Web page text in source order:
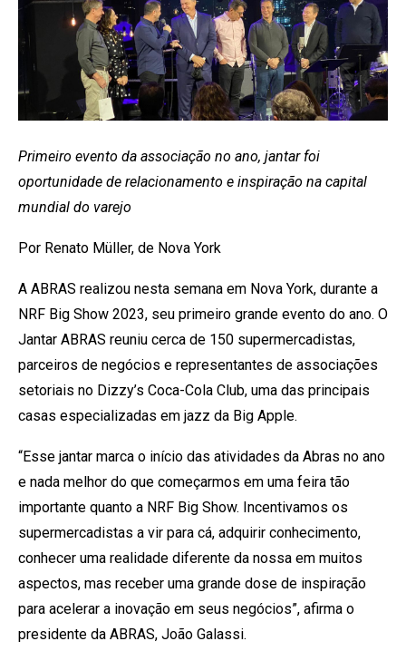
Primeiro evento da associação no ano, jantar foi
oportunidade de relacionamento e inspiração na capital
mundial do varejo
Por Renato Müller, de Nova York
A ABRAS realizou nesta semana em Nova York, durante a
NRF Big Show 2023, seu primeiro grande evento do ano. O
Jantar ABRAS reuniu cerca de 150 supermercadistas,
parceiros de negócios e representantes de associações
setoriais no Dizzy’s Coca-Cola Club, uma das principais
casas especializadas em jazz da Big Apple.
“Esse jantar marca o início das atividades da Abras no ano
e nada melhor do que começarmos em uma feira tão
importante quanto a NRF Big Show. Incentivamos os
supermercadistas a vir para cá, adquirir conhecimento,
conhecer uma realidade diferente da nossa em muitos
aspectos, mas receber uma grande dose de inspiração
para acelerar a inovação em seus negócios”, afirma o
presidente da ABRAS, João Galassi.